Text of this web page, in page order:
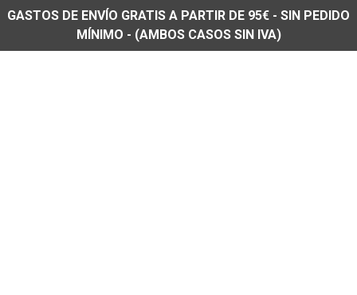
GASTOS DE ENVÍO GRATIS A PARTIR DE 95€ - SIN PEDIDO
MÍNIMO - (AMBOS CASOS SIN IVA)